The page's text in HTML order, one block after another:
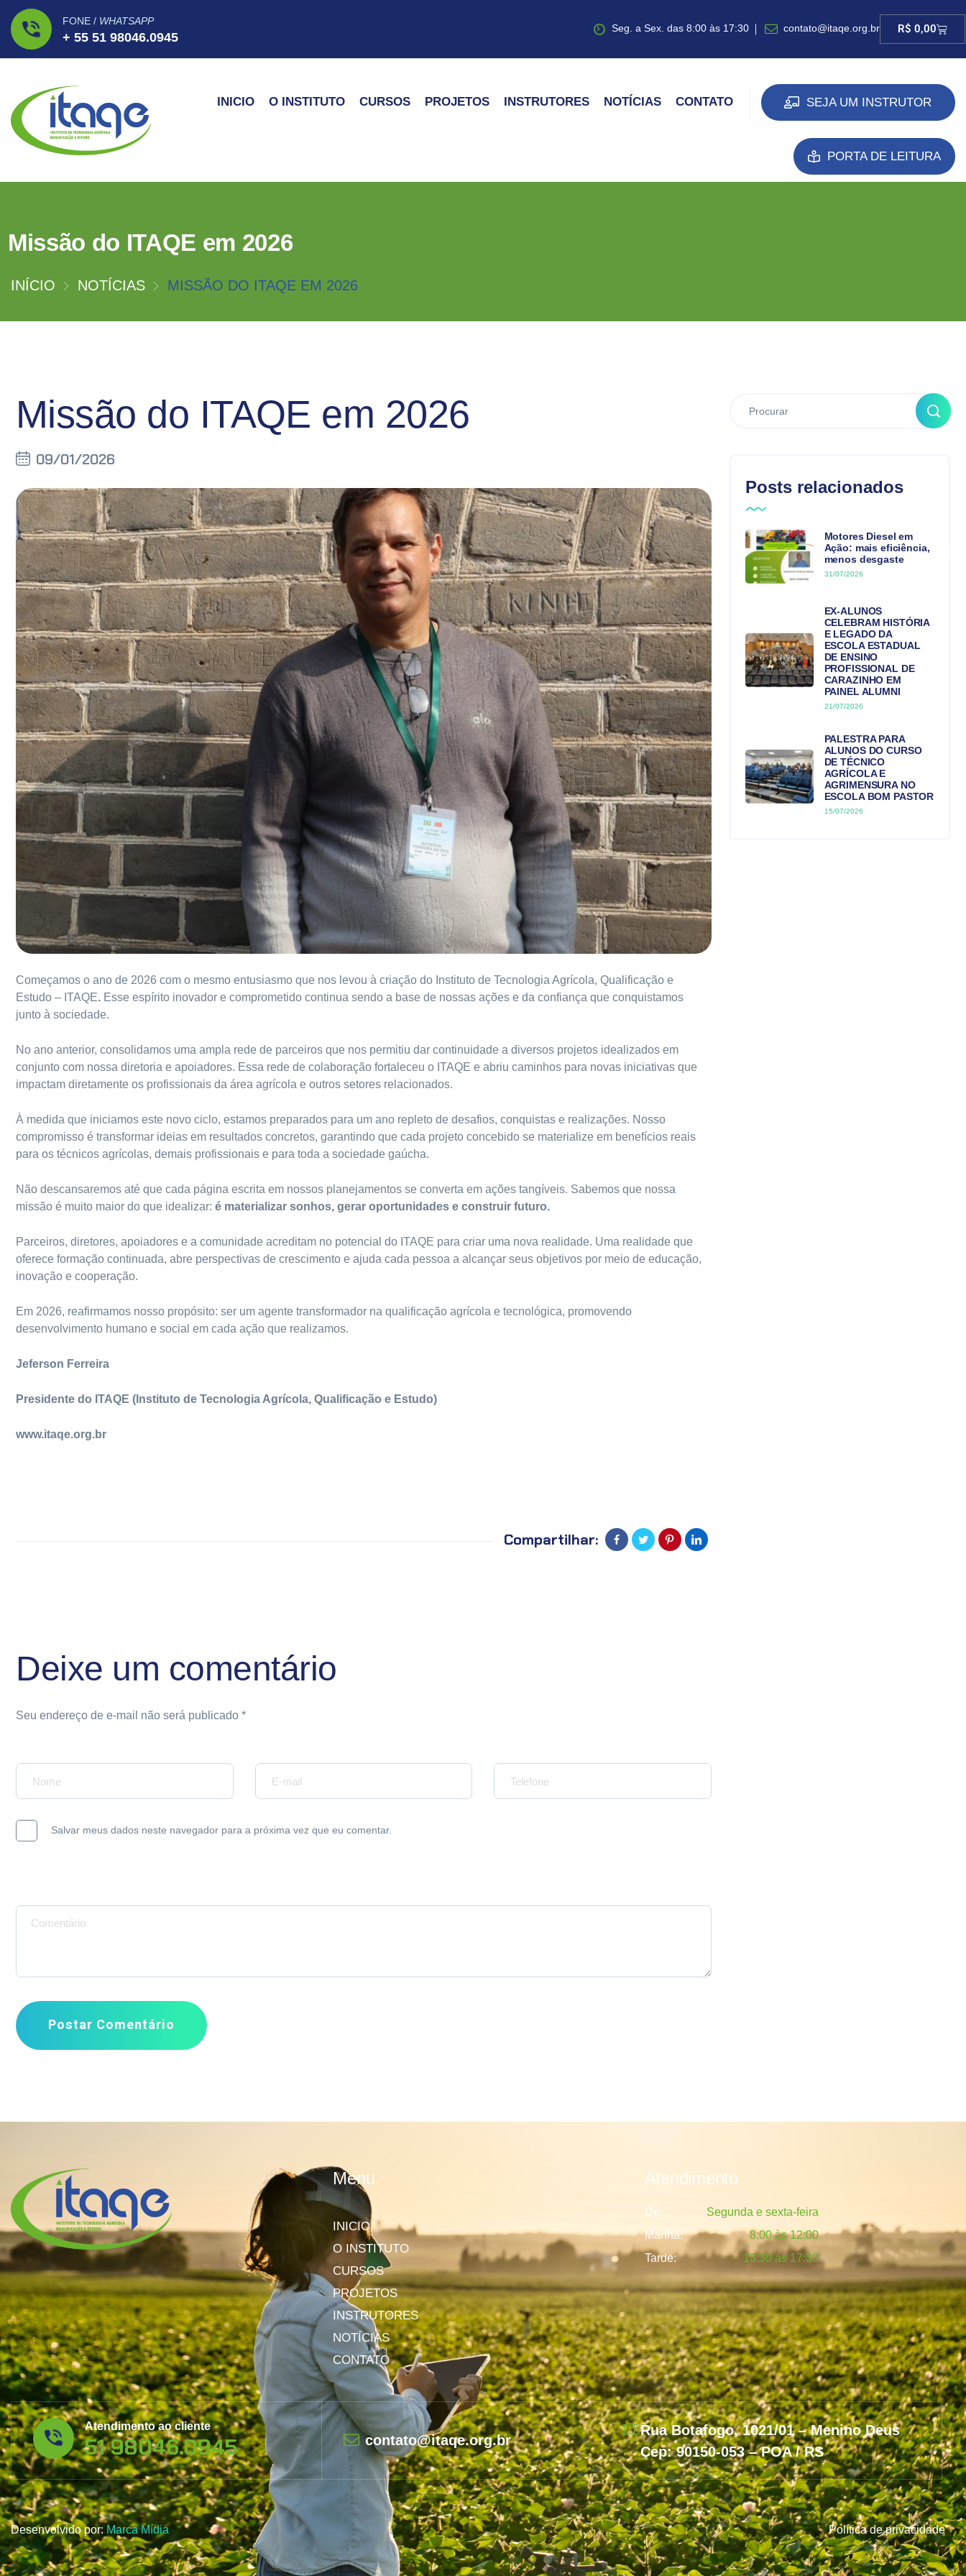
FONE / WHATSAPP
+ 55 51 98046.0945
Seg. a Sex. das 8:00 às 17:30 contato@itaqe.org.br R$ 0,00
INICIO O INSTITUTO CURSOS PROJETOS INSTRUTORES NOTÍCIAS CONTATO SEJA UM INSTRUTOR
PORTA DE LEITURA
Missão do ITAQE em 2026
INÍCIO NOTÍCIAS MISSÃO DO ITAQE EM 2026
Missão do ITAQE em 2026
09/01/2026
Começamos o ano de 2026 com o mesmo entusiasmo que nos levou à criação do Instituto de Tecnologia Agrícola, Qualificação e
Estudo – ITAQE. Esse espírito inovador e comprometido continua sendo a base de nossas ações e da confiança que conquistamos
junto à sociedade.
No ano anterior, consolidamos uma ampla rede de parceiros que nos permitiu dar continuidade a diversos projetos idealizados em
conjunto com nossa diretoria e apoiadores. Essa rede de colaboração fortaleceu o ITAQE e abriu caminhos para novas iniciativas que
impactam diretamente os profissionais da área agrícola e outros setores relacionados.
À medida que iniciamos este novo ciclo, estamos preparados para um ano repleto de desafios, conquistas e realizações. Nosso
compromisso é transformar ideias em resultados concretos, garantindo que cada projeto concebido se materialize em benefícios reais
para os técnicos agrícolas, demais profissionais e para toda a sociedade gaúcha.
Não descansaremos até que cada página escrita em nossos planejamentos se converta em ações tangíveis. Sabemos que nossa
missão é muito maior do que idealizar: é materializar sonhos, gerar oportunidades e construir futuro.
Parceiros, diretores, apoiadores e a comunidade acreditam no potencial do ITAQE para criar uma nova realidade. Uma realidade que
oferece formação continuada, abre perspectivas de crescimento e ajuda cada pessoa a alcançar seus objetivos por meio de educação,
inovação e cooperação.
Em 2026, reafirmamos nosso propósito: ser um agente transformador na qualificação agrícola e tecnológica, promovendo
desenvolvimento humano e social em cada ação que realizamos.
Jeferson Ferreira
Presidente do ITAQE (Instituto de Tecnologia Agrícola, Qualificação e Estudo)
www.itaqe.org.br
Compartilhar:
Deixe um comentário
Seu endereço de e-mail não será publicado *
Salvar meus dados neste navegador para a próxima vez que eu comentar.
Postar Comentário
Posts relacionados
Motores Diesel em
Ação: mais eficiência,
menos desgaste
31/07/2026
EX-ALUNOS
CELEBRAM HISTÓRIA
E LEGADO DA
ESCOLA ESTADUAL
DE ENSINO
PROFISSIONAL DE
CARAZINHO EM
PAINEL ALUMNI
21/07/2026
PALESTRA PARA
ALUNOS DO CURSO
DE TÉCNICO
AGRÍCOLA E
AGRIMENSURA NO
ESCOLA BOM PASTOR
15/07/2026
Menu
INICIO
O INSTITUTO
CURSOS
PROJETOS
INSTRUTORES
NOTÍCIAS
CONTATO
Atendimento
De:
Segunda e sexta-feira
Manhã:
8:00 às 12:00
Tarde:
13:30 às 17:30
Atendimento ao cliente
51 98046.0945 contato@itaqe.org.br
Rua Botafogo, 1021/01 – Menino Deus
Cep: 90150-053 – POA / RS
Desenvolvido por: Marca Mídia Política de privacidade